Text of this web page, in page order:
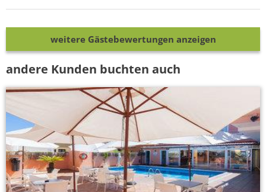
weitere Gästebewertungen anzeigen
andere Kunden buchten auch